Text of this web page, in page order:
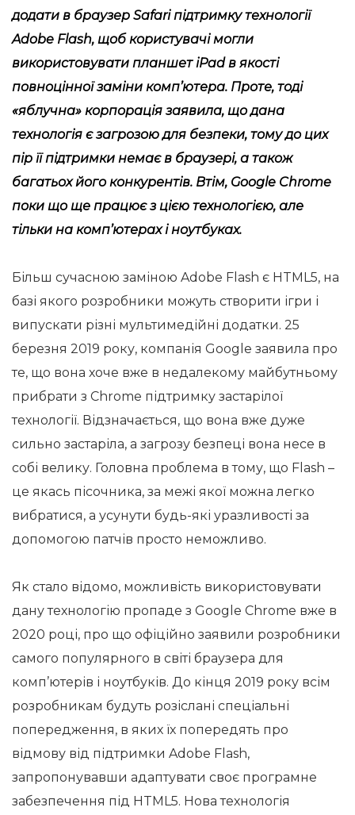
додати в браузер Safari підтримку технології
Adobe Flash, щоб користувачі могли
використовувати планшет iPad в якості
повноцінної заміни комп’ютера. Проте, тоді
«яблучна» корпорація заявила, що дана
технологія є загрозою для безпеки, тому до цих
пір її підтримки немає в браузері, а також
багатьох його конкурентів. Втім, Google Chrome
поки що ще працює з цією технологією, але
тільки на комп’ютерах і ноутбуках.
Більш сучасною заміною Adobe Flash є HTML5, на
базі якого розробники можуть створити ігри і
випускати різні мультимедійні додатки. 25
березня 2019 року, компанія Google заявила про
те, що вона хоче вже в недалекому майбутньому
прибрати з Chrome підтримку застарілої
технології. Відзначається, що вона вже дуже
сильно застаріла, а загрозу безпеці вона несе в
собі велику. Головна проблема в тому, що Flash –
це якась пісочника, за межі якої можна легко
вибратися, а усунути будь-які уразливості за
допомогою патчів просто неможливо.
Як стало відомо, можливість використовувати
дану технологію пропаде з Google Chrome вже в
2020 році, про що офіційно заявили розробники
самого популярного в світі браузера для
комп’ютерів і ноутбуків. До кінця 2019 року всім
розробникам будуть розіслані спеціальні
попередження, в яких їх попередять про
відмову від підтримки Adobe Flash,
запропонувавши адаптувати своє програмне
забезпечення під HTML5. Нова технологія